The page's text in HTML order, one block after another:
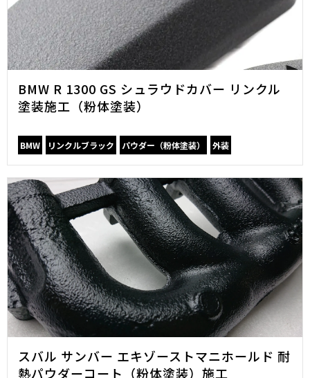
BMW R 1300 GS シュラウドカバー リンクル
塗装施工（粉体塗装）
BMW リンクルブラック パウダー（粉体塗装） 外装
スバル サンバー エキゾーストマニホールド 耐
熱パウダーコート（粉体塗装）施工